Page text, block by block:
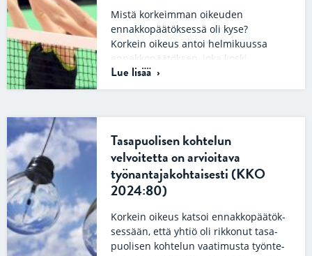
Mistä korkeimman oikeuden
ennakkopäätöksessä oli kyse?
Korkein oikeus antoi helmikuussa
ennakkopäätöksen, joka koski
työtapaturma- ja ammattitautilain
tulkintaa. Tapauksessa
Lue lisää
Tasapuolisen kohtelun
velvoitetta on arvioitava
työnantajakohtaisesti (KKO
2024:80)
Kor­kein oi­keus kat­soi en­nak­ko­pää­tök­
ses­sään, että yh­tiö oli rik­ko­nut tas­a­
puo­li­sen koh­te­lun vaa­ti­mus­ta työn­te­